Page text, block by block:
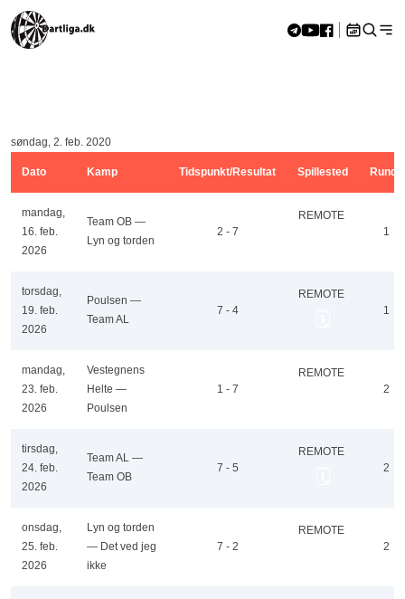
3
4 5 6 7 8
9
10
12 13 14 15
17
18 19 20 21 22
23
29
3
søndag, 2. feb. 2020
Dato Kamp Tidspunkt/Resultat Spillested Runde
mandag,
16. feb.
2026
Team OB —
Lyn og torden
2 - 7
REMOTE
1
torsdag,
19. feb.
2026
Poulsen —
Team AL
7 - 4
REMOTE
1
mandag,
23. feb.
2026
Vestegnens
Helte —
Poulsen
1 - 7
REMOTE
2
tirsdag,
24. feb.
2026
Team AL —
Team OB
7 - 5
REMOTE
2
onsdag,
25. feb.
2026
Lyn og torden
— Det ved jeg
ikke
7 - 2
REMOTE
2